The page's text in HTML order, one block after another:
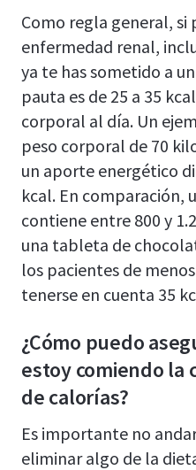
Como regla general, si
enfermedad renal,
ya te has sometido a
pauta es de 25 a 35
corporal al día. Un
peso corporal de 70
un aporte energético
kcal. En comparación,
contiene entre 800 y
una tableta de
los pacientes de
tenerse en cuenta 35
¿Cómo puedo
estoy comiendo la
de calorías?
Es importante no
eliminar algo de la